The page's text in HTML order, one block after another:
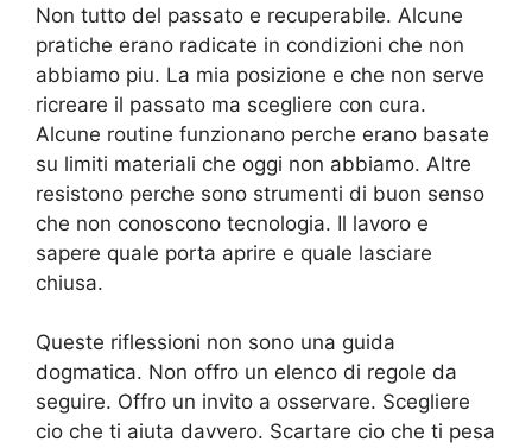
Non tutto del passato e recuperabile. Alcune
pratiche erano radicate in condizioni che non
abbiamo piu. La mia posizione e che non serve
ricreare il passato ma scegliere con cura.
Alcune routine funzionano perche erano basate
su limiti materiali che oggi non abbiamo. Altre
resistono perche sono strumenti di buon senso
che non conoscono tecnologia. Il lavoro e
sapere quale porta aprire e quale lasciare
chiusa.
Queste riflessioni non sono una guida
dogmatica. Non offro un elenco di regole da
seguire. Offro un invito a osservare. Scegliere
cio che ti aiuta davvero. Scartare cio che ti pesa